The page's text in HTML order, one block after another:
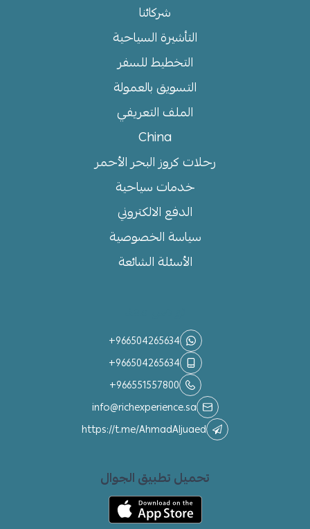
شركائنا
التأشيرة السياحية
التخطيط للسفر
التسويق بالعمولة
الملف التعريفي
China
رحلات كروز البحر الأحمر
خدمات سياحية
الدفع الالكتروني
سياسة الخصوصية
الأسئلة الشائعة
+966504265634
+966504265634
+966551557800
info@richexperience.sa
https://t.me/AhmadAljuaed
تحميل تطبيق الجوال